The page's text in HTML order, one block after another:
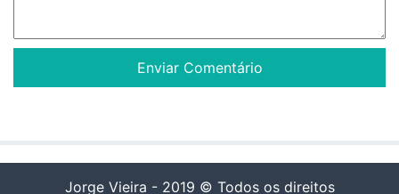
Jorge Vieira - 2019 © Todos os direitos